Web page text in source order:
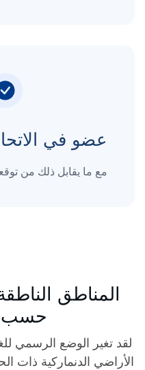
عضو في
مع ما يقابل ذلك من
المناطق
حسب
لقد تغير الوضع الرسمي
الأراضي الدنماركية ذات